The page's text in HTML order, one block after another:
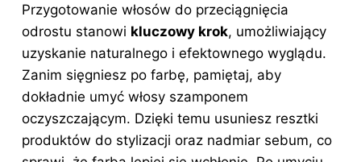
c
e
b
o
o
k
er
e
st
k
e
dI
n
k
o
p
d
di
t
m
bl
r
Przygotowanie włosów do przeciągnięcia
odrostu stanowi kluczowy krok, umożliwiający
uzyskanie naturalnego i efektownego wyglądu.
Zanim sięgniesz po farbę, pamiętaj, aby
dokładnie umyć włosy szamponem
oczyszczającym. Dzięki temu usuniesz resztki
produktów do stylizacji oraz nadmiar sebum, co